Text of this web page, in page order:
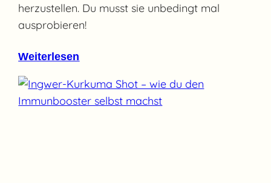
herzustellen. Du musst sie unbedingt mal
ausprobieren!
Weiterlesen